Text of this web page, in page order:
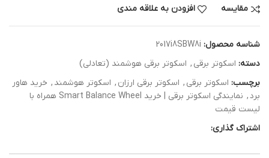
مقایسه افزودن به علاقه مندی
شناسه محصول: 2017i8SBW8i
دسته: اسکوتر برقی , اسکوتر برقی هوشمند (تعادلی)
برچسب: اسکوتر برقی , اسکوتر برقی ارزان , اسکوتر هوشمند , خرید هاور
برد,
نمایندگی اسکوتر برقی | خرید Smart Balance Wheel همراه با
لیست قیمت
اشتراک گذاری: